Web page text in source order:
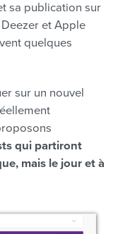
sa publication sur
et Apple
quelques
sur un nouvel
qui partiront
mais le jour et à